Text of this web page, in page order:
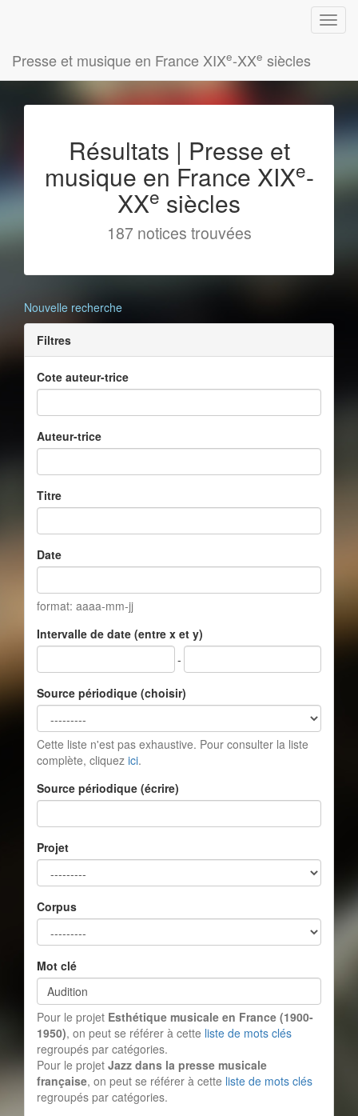
Presse et musique en France XIXe-XXe siècles
Résultats | Presse et
musique en France XIXe-
XXe siècles
187 notices trouvées
Nouvelle recherche
Filtres
Cote auteur-trice
Auteur-trice
Titre
Date
format: aaaa-mm-jj
Intervalle de date (entre x et y)
-
Source périodique (choisir)
Cette liste n'est pas exhaustive. Pour consulter la liste
complète, cliquez ici.
Source périodique (écrire)
Projet
Corpus
Mot clé
Pour le projet Esthétique musicale en France (1900-
1950), on peut se référer à cette liste de mots clés
regroupés par catégories.
Pour le projet Jazz dans la presse musicale
française, on peut se référer à cette liste de mots clés
regroupés par catégories.